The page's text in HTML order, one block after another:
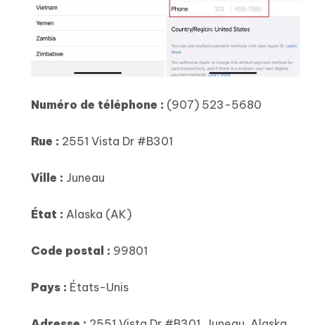
Numéro de téléphone : (907) 523-5680
Rue : 2551 Vista Dr #B301
Ville : Juneau
État : Alaska (AK)
Code postal : 99801
Pays : États-Unis